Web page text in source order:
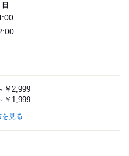
￥2,999
￥1,999
見る